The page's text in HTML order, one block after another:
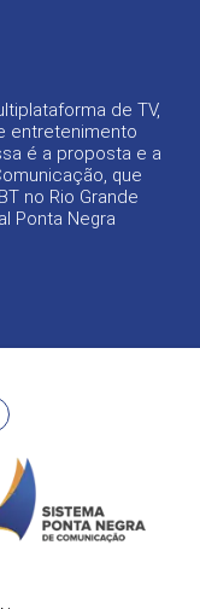
de TV,
entretenimento
é a proposta e a
que
no Rio Grande
Ponta Negra